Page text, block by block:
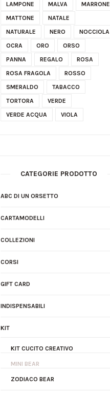
LAMPONE
MALVA
MARRONE
MATTONE
NATALE
NATURALE
NERO
NOCCIOLA
OCRA
ORO
ORSO
PANNA
REGALO
ROSA
ROSA FRAGOLA
ROSSO
SMERALDO
TABACCO
TORTORA
VERDE
VERDE ACQUA
VIOLA
CATEGORIE PRODOTTO
ABC DI UN ORSETTO
CARTAMODELLI
COLLEZIONI
CORSI
GIFT CARD
INDISPENSABILI
KIT
KIT CUCITO CREATIVO
MINI BEAR
ZODIACO BEAR